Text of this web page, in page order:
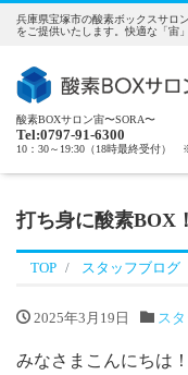
兵庫県宝塚市の酸素ボックスサロ
をご提供いたします。快適な「宙
酸素BOXサロン宙〜SORA〜
Tel:0797-91-6300
10：30～19:30（18時最終受付）
打ち身に酸素BOX！
TOP スタッフブログ
2025年3月19日 ス
みなさまこんにちは！